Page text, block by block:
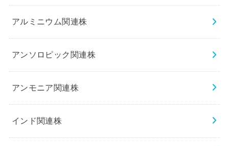
アルミニウム関連株
アンソロピック関連株
アンモニア関連株
インド関連株